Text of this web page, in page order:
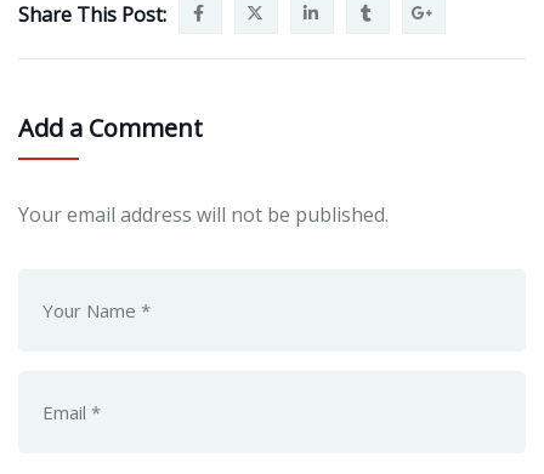
Share This Post:
Add a Comment
Your email address will not be published.